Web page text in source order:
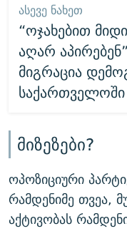
ᲐᲡᲔᲕᲔ ᲜᲐᲮᲔᲗ
“ოჯახებით
აღარ
მიგრაცია
საქართველოში
მიზეზები?
ოპოზიციური
რამდენიმე თვეა,
აქტივობას